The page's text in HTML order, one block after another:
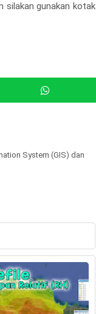
silakan gunakan kotak
System (GIS) dan